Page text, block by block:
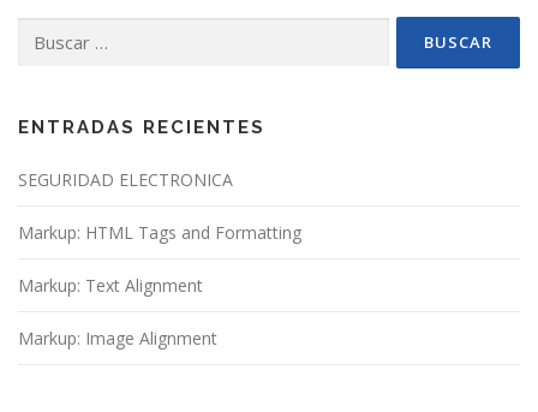
ENTRADAS RECIENTES
SEGURIDAD ELECTRONICA
Markup: HTML Tags and Formatting
Markup: Text Alignment
Markup: Image Alignment